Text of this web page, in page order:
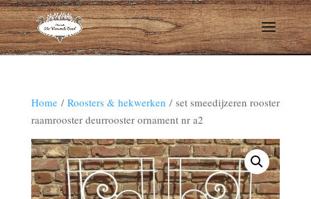
Home/ Roosters & hekwerken / set smeedijzeren rooster
raamrooster deurrooster ornament nr a2